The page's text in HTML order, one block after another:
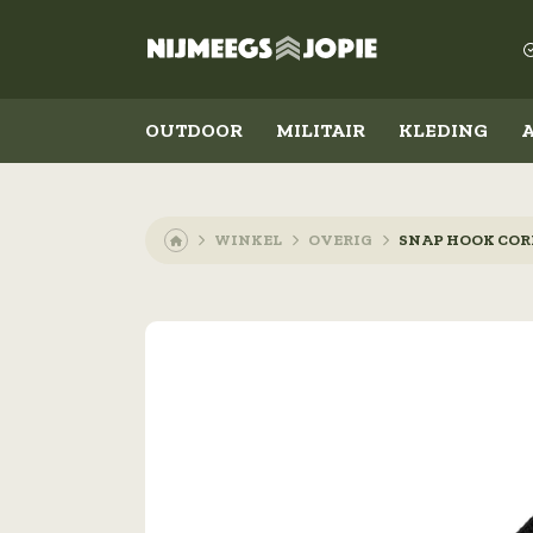
OUTDOOR MILITAIR KLEDING
Outdoor Militair
WINKEL OVERIG SNAP HOOK